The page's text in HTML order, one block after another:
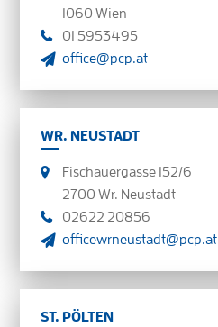
1060 Wien
01 5953495
office@pcp.at
WR. NEUSTADT
Fischauergasse 152/6
2700 Wr. Neustadt
02622 20856
officewrneustadt@pcp.at
ST. PÖLTEN